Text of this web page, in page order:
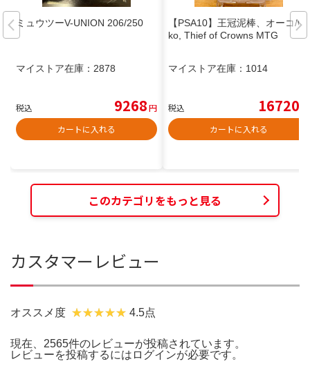
ミュウツーV-UNION 206/250
マイストア在庫： 2878
税込 9268円
カートに入れる
【PSA10】王冠泥棒、オーコ/O
ko, Thief of Crowns MTG
マイストア在庫： 1014
税込 16720
カートに入れる
このカテゴリをもっと見る
カスタマーレビュー
オススメ度 4.5点
現在、2565件のレビューが投稿されています。
レビューを投稿するには ログインが必要です。